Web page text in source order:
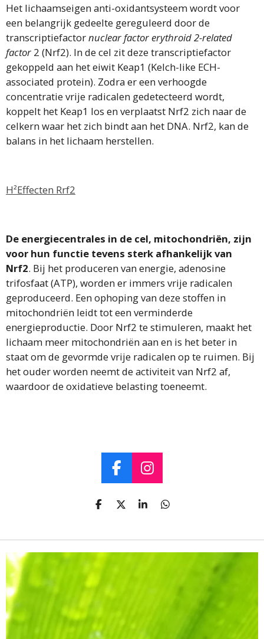
Het lichaamseigen anti-oxidantsysteem wordt voor
een belangrijk gedeelte gereguleerd door de
transcriptiefactornuclear factor erythroid 2-related
factor 2 (Nrf2). In de cel zit deze transcriptiefactor
gekoppeld aan het eiwit Keap1 (Kelch-like ECH-
associated protein). Zodra er een verhoogde
concentratie vrije radicalen gedetecteerd wordt,
koppelt het Keap1 los en verplaatst Nrf2 zich naar de
celkern waar het zich bindt aan het DNA. Nrf2, kan de
balans in het lichaam herstellen.
H²Effecten Rrf2
De energiecentrales in de cel, mitochondriën, zijn
voor hun functie tevens sterk afhankelijk van
Nrf2. Bij het produceren van energie, adenosine
trifosfaat (ATP), worden er immers vrije radicalen
geproduceerd. Een ophoping van deze stoffen in
mitochondriën leidt tot een verminderde
energieproductie. Door Nrf2 te stimuleren, maakt het
lichaam meer mitochondriën aan en is het beter in
staat om de gevormde vrije radicalen op te ruimen. Bij
het ouder worden neemt de activiteit van Nrf2 af,
waardoor de oxidatieve belasting toeneemt.
F
a
c
o
I
n
s
g
D
e
D
l
S
r
D
e